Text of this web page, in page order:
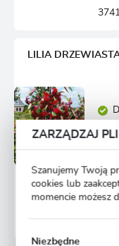
LILIA
ZARZĄDZAJ
Szanujemy Twoją
cookies lub
momencie możesz
Niezbędne